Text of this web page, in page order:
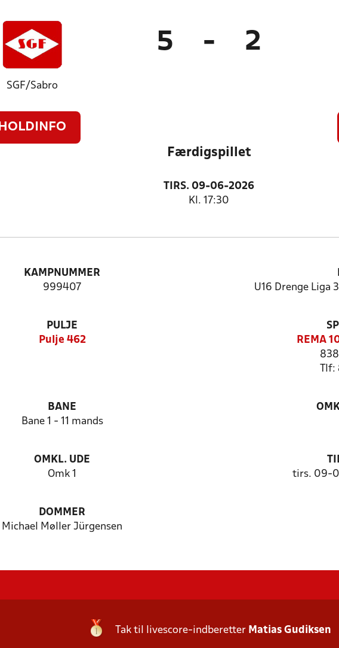
SGF/Sabro
HOLDINFO
5 - 2
Færdigspillet
TIRS. 09-06-2026
Kl. 17:30
KAMPNUMMER
999407
U16 Drenge Liga
PULJE
Pulje 462
REMA
BANE
Bane 1 - 11 mands
OMKL. UDE
Omk 1
tirs. 09-
DOMMER
Michael Møller Jürgensen
Tak til livescore-indberetter Matias Gudiksen